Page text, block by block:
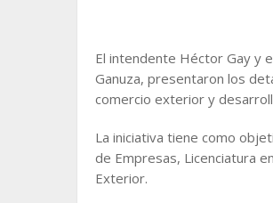
El intendente Héctor Gay y
Ganuza, presentaron los
comercio exterior y
La iniciativa tiene como
de Empresas, Licenciatura
Exterior.